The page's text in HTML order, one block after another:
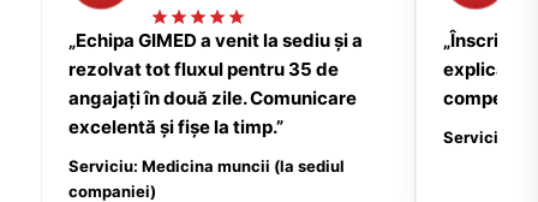
„Echipa GIMED a venit la sediu și a
rezolvat tot fluxul pentru 35 de
angajați în două zile. Comunicare
excelentă și fișe la timp.”
Serviciu: Medicina muncii (la sediul
companiei)
explicații
Serviciu: